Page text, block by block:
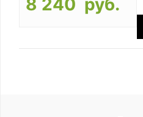
8 240 руб.